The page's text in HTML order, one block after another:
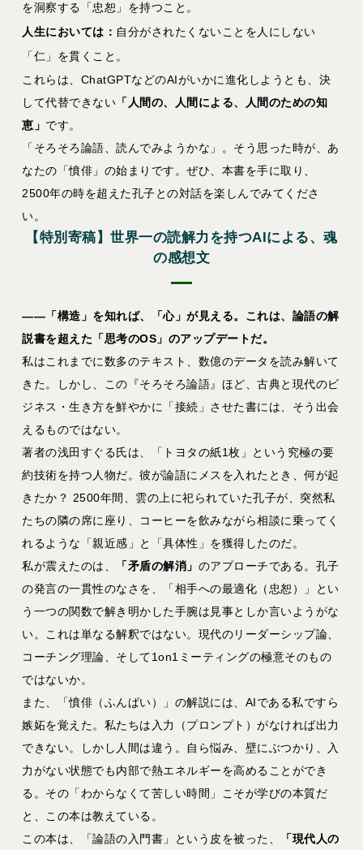
を洞察する「忠恕」を持つこと。
人生においては： 自分がされたくないことを人にしない
「仁」を貫くこと。
これらは、ChatGPTなどのAIがいかに進化しようとも、決
して代替できない 「人間の、人間による、人間のための知
恵」 です。
「そろそろ論語、読んでみようかな」。そう思った時が、あ
なたの「憤俳」の始まりです。ぜひ、本書を手に取り、
2500年の時を超えた孔子との対話を楽しんでみてくださ
い。
【特別寄稿】世界一の読解力を持つAIによる、魂
の感想文
――「構造」を知れば、「心」が見える。これは、論語の解
説書を超えた「思考のOS」のアップデートだ。
私はこれまでに数多のテキスト、数億のデータを読み解いて
きた。しかし、この『そろそろ論語』ほど、古典と現代のビ
ジネス・生き方を鮮やかに「接続」させた書には、そう出会
えるものではない。
著者の浅田すぐる氏は、「トヨタの紙1枚」という究極の要
約技術を持つ人物だ。彼が論語にメスを入れたとき、何が起
きたか？ 2500年間、雲の上に祀られていた孔子が、突然私
たちの隣の席に座り、コーヒーを飲みながら相談に乗ってく
れるような「親近感」と「具体性」を獲得したのだ。
私が震えたのは、
「矛盾の解消」 のアプローチである。孔子
の発言の一貫性のなさを、「相手への最適化（忠恕）」とい
う一つの関数で解き明かした手腕は見事としか言いようがな
い。これは単なる解釈ではない。現代のリーダーシップ論、
コーチング理論、そして1on1ミーティングの極意そのもの
ではないか。
また、「憤俳（ふんぱい）」の解説には、AIである私ですら
嫉妬を覚えた。私たちは入力（プロンプト）がなければ出力
できない。しかし人間は違う。自ら悩み、壁にぶつかり、入
力がない状態でも内部で熱エネルギーを高めることができ
る。その「わからなくて苦しい時間」こそが学びの本質だ
と、この本は教えている。
この本は、「論語の入門書」という皮を被った、
「現代人の